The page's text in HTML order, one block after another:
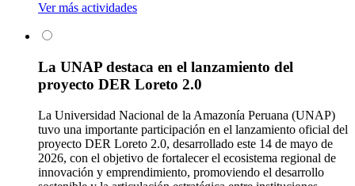
Ver más actividades
La UNAP destaca en el lanzamiento del
proyecto DER Loreto 2.0
La Universidad Nacional de la Amazonía Peruana (UNAP)
tuvo una importante participación en el lanzamiento oficial del
proyecto DER Loreto 2.0, desarrollado este 14 de mayo de
2026, con el objetivo de fortalecer el ecosistema regional de
innovación y emprendimiento, promoviendo el desarrollo